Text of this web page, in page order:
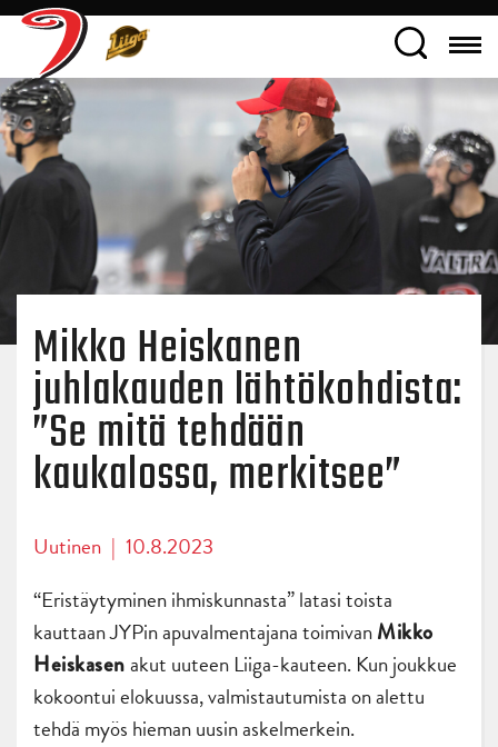
Mikko Heiskanen
juhlakauden lähtökohdista:
”Se mitä tehdään
kaukalossa, merkitsee”
Uutinen | 10.8.2023
“Eristäytyminen ihmiskunnasta” latasi toista
kauttaan JYPin apuvalmentajana toimivanMikko
Heiskasenakut uuteen Liiga-kauteen. Kun joukkue
kokoontui elokuussa, valmistautumista on alettu
tehdä myös hieman uusin askelmerkein.